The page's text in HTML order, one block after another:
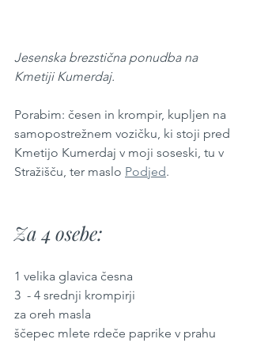
Jesenska brezstična ponudba na
Kmetiji Kumerdaj.
Porabim: česen in krompir, kupljen na
samopostrežnem vozičku, ki stoji pred
Kmetijo Kumerdaj v moji soseski, tu v
Stražišču, ter maslo Podjed.
Za 4 osebe:
1 velika glavica česna
3  - 4 srednji krompirji
za oreh masla
ščepec mlete rdeče paprike v prahu